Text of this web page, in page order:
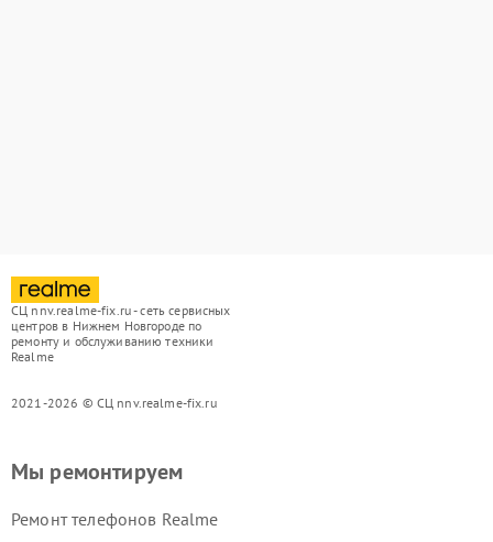
СЦ nnv.realme-fix.ru - сеть сервисных
центров в Нижнем Новгороде по
ремонту и обслуживанию техники
Realme
2021-2026 © СЦ nnv.realme-fix.ru
Мы ремонтируем
Ремонт телефонов Realme